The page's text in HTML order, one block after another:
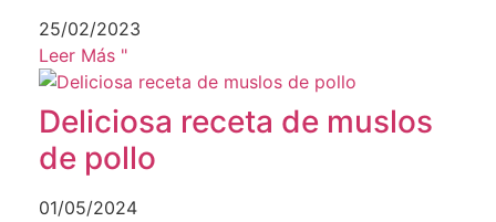
25/02/2023
Leer Más "
Deliciosa receta de muslos
de pollo
01/05/2024